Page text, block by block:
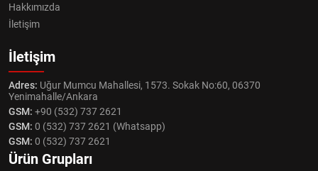
Hakkımızda
İletişim
İletişim
Adres: Uğur Mumcu Mahallesi, 1573. Sokak No:60, 06370
Yenimahalle/Ankara
GSM: +90 (532) 737 2621
GSM: 0 (532) 737 2621 (Whatsapp)
GSM: 0 (532) 737 2621
Ürün Grupları